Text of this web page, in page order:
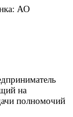
АО
на
полномочий